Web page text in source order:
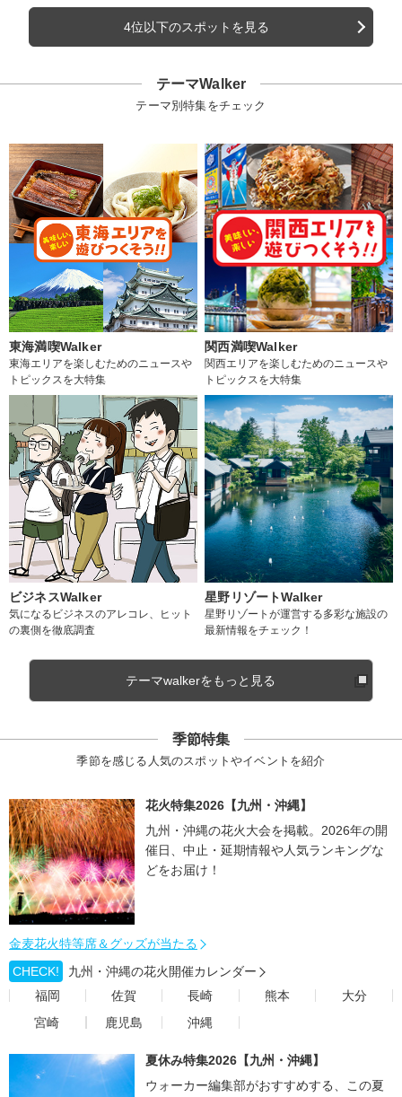
4位以下のスポットを見る
テーマWalker
テーマ別特集をチェック
東海満喫Walker
東海エリアを楽しむためのニュースや
トピックスを大特集
関西満喫Walker
関西エリアを楽しむためのニュースや
トピックスを大特集
ビジネスWalker
気になるビジネスのアレコレ、ヒット
の裏側を徹底調査
星野リゾートWalker
星野リゾートが運営する多彩な施設の
最新情報をチェック！
テーマwalkerをもっと見る
季節特集
季節を感じる人気のスポットやイベントを紹介
花火特集2026【九州・沖縄】
九州・沖縄の花火大会を掲載。2026年の開
催日、中止・延期情報や人気ランキングな
どをお届け！
金麦花火特等席＆グッズが当たる
CHECK!
九州・沖縄の花火開催カレンダー
福岡
佐賀 長崎 熊本
大分
宮崎
鹿児島 沖縄
夏休み特集2026【九州・沖縄】
ウォーカー編集部がおすすめする、この夏